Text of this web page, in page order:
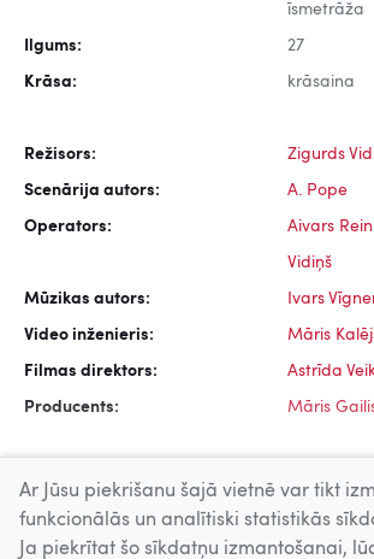
īsmetrāža
Ilgums: 27
Krāsa: krāsaina
Režisors: Zigurds
Scenārija autors: A. Pope
Operators: Aivars
Vidiņš
Mūzikas autors: Ivars
Video inženieris: Māris
Filmas direktors: Astrīda
Producents: Māris
Ar Jūsu piekrišanu šajā vietnē var tikt
funkcionālās un analītiski statistikās
Ja piekrītat šo sīkdatņu izmantošanai,